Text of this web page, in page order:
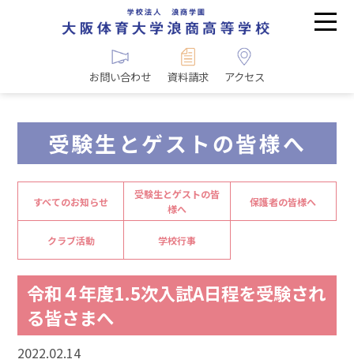
お問い合わせ 資料請求 アクセス
受験生とゲストの皆様へ
すべてのお知らせ
受験生とゲストの皆
様へ
保護者の皆様へ
クラブ活動 学校行事
令和４年度1.5次入試A日程を受験され
る皆さまへ
2022.02.14